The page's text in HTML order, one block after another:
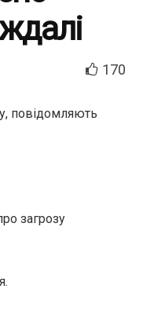
170
повідомляють
загрозу